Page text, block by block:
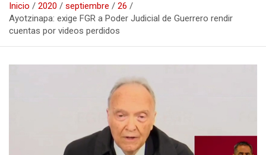
Inicio 2020 septiembre
26
Ayotzinapa: exige FGR a Poder Judicial de Guerrero rendir
cuentas por videos perdidos